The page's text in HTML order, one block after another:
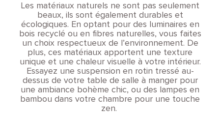
Les matériaux naturels ne sont pas seulement
beaux, ils sont également durables et
écologiques. En optant pour des luminaires en
bois recyclé ou en fibres naturelles, vous faites
un choix respectueux de l’environnement. De
plus, ces matériaux apportent une texture
unique et une chaleur visuelle à votre intérieur.
Essayez une suspension en rotin tressé au-
dessus de votre table de salle à manger pour
une ambiance bohème chic, ou des lampes en
bambou dans votre chambre pour une touche
zen.